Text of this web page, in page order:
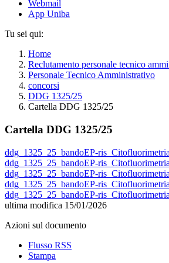
Webmail
App Uniba
Tu sei qui:
Home
Reclutamento personale tecnico
Personale Tecnico Amministrativo
concorsi
DDG 1325/25
Cartella DDG 1325/25
Cartella DDG 1325/25
ddg_1325_25_bandoEP-
ddg_1325_25_bandoEP-
ddg_1325_25_bandoEP-
ddg_1325_25_bandoEP-
ddg_1325_25_bandoEP-
ultima modifica 15/01/2026
Azioni sul documento
Flusso RSS
Stampa